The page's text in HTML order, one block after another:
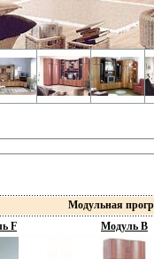
Модульная
F
Модуль В